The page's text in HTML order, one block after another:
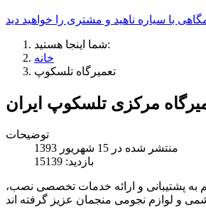
شما اینجا هستید:
خانه
تعمیرگاه تلسکوپ
مرکزی تلسکوپ ایران
توضیحات
منتشر شده در 15 شهریور 1393
بازدید: 15139
به پشتیبانی و ارائه خدمات تخصصی نصب،